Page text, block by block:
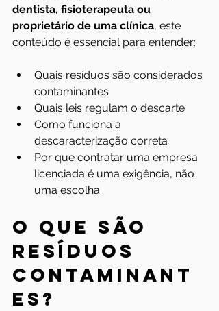
dentista, fisioterapeuta ou
proprietário de uma clínica, este
conteúdo é essencial para entender:
Quais resíduos são considerados
contaminantes
Quais leis regulam o descarte
Como funciona a
descaracterização correta
Por que contratar uma empresa
licenciada é uma exigência, não
uma escolha
O que são
resíduos
contaminant
es?